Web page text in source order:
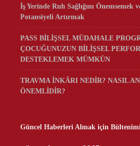
İş Yerinde Ruh Sağlığını Önemsemek
Potansiyeli Artırmak
PASS BİLİŞSEL MÜDAHALE
ÇOCUĞUNUZUN BİLİŞSEL
DESTEKLEMEK MÜMKÜN
TRAVMA İNKÂRI NEDİR? NASIL
ÖNEMLİDİR?
Güncel Haberleri Almak için